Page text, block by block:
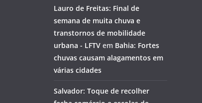
Lauro de Freitas: Final de
semana de muita chuva e
transtornos de mobilidade
urbana - LFTV em Bahia: Fortes
chuvas causam alagamentos em
várias cidades
Salvador: Toque de recolher